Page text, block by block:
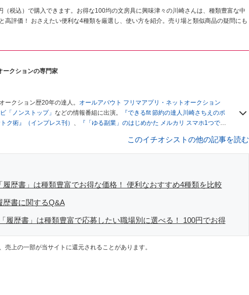
税込）で購入できます。お得な100均の文房具に興味津々の川崎さんは、種類豊富な中
高評価！ おさえたい便利な4種類を厳選し、使い方を紹介。売り場と類似商品の疑問にも
ークションの専門家
ークション歴20年の達人。
オールアバウト フリマアプリ・ネットオークション
「ノンストップ」 などの情報番組に出演。
『できるfit 節約の達人川崎さちえのポ
ク術』（インプレス刊） 、
『「ゆる副業」のはじめかた メルカリ スマホ1つでス
に、突然会社を辞める。翌月からの給料が０円になり、家にいながら、しかも空
ける。しかし、取引の仕方がわからずに、まずは落札者として参加。その後、出
トオークションやフリマアプリは生活のインフラになる」という考えを持つ。ま
オークションやフリマアプリが家計の救世主になりえると考え、業者とは違う視
このイチオシストの他の記事を読む
歴書」は種類豊富でお得な価格！ 便利なおすすめ4種類を比較
歴書に関するQ&A
履歴書」は種類豊富で応募したい職場別に選べる！ 100円でお得
上の一部が当サイトに還元されることがあります。